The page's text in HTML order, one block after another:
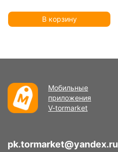
В корзину
Мобильные
приложения
V-tormarket
pk.tormarket@yandex.ru